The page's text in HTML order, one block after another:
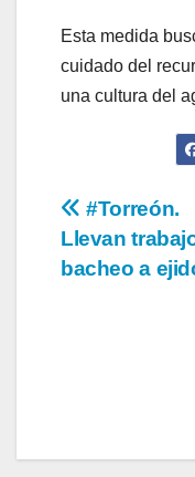
Esta medida
cuidado del
una cultura del
de
#Torreón.
Llevan
bacheo a